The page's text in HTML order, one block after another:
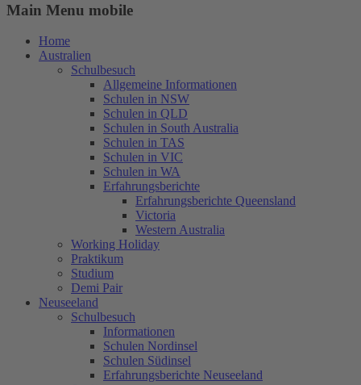
Main Menu mobile
Home
Australien
Schulbesuch
Allgemeine Informationen
Schulen in NSW
Schulen in QLD
Schulen in South Australia
Schulen in TAS
Schulen in VIC
Schulen in WA
Erfahrungsberichte
Erfahrungsberichte Queensland
Victoria
Western Australia
Working Holiday
Praktikum
Studium
Demi Pair
Neuseeland
Schulbesuch
Informationen
Schulen Nordinsel
Schulen Südinsel
Erfahrungsberichte Neuseeland